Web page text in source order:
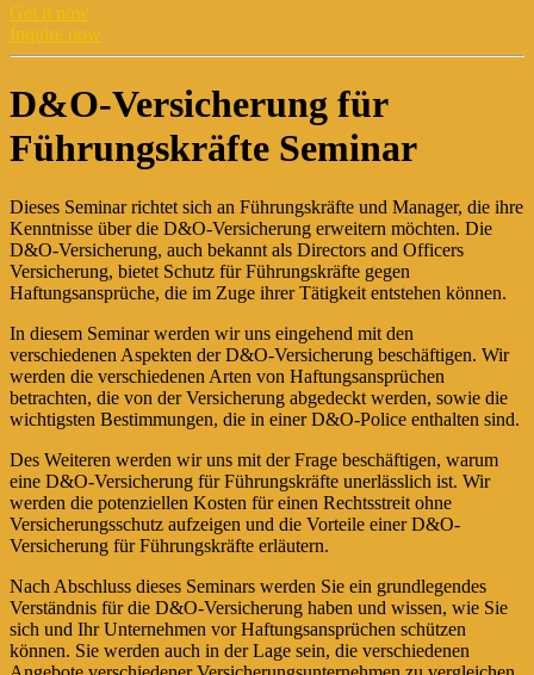
Get it now
Inquire now
D&O-Versicherung für
Führungskräfte Seminar
Dieses Seminar richtet sich an Führungskräfte und Manager, die ihre
Kenntnisse über die D&O-Versicherung erweitern möchten. Die
D&O-Versicherung, auch bekannt als Directors and Officers
Versicherung, bietet Schutz für Führungskräfte gegen
Haftungsansprüche, die im Zuge ihrer Tätigkeit entstehen können.
In diesem Seminar werden wir uns eingehend mit den
verschiedenen Aspekten der D&O-Versicherung beschäftigen. Wir
werden die verschiedenen Arten von Haftungsansprüchen
betrachten, die von der Versicherung abgedeckt werden, sowie die
wichtigsten Bestimmungen, die in einer D&O-Police enthalten sind.
Des Weiteren werden wir uns mit der Frage beschäftigen, warum
eine D&O-Versicherung für Führungskräfte unerlässlich ist. Wir
werden die potenziellen Kosten für einen Rechtsstreit ohne
Versicherungsschutz aufzeigen und die Vorteile einer D&O-
Versicherung für Führungskräfte erläutern.
Nach Abschluss dieses Seminars werden Sie ein grundlegendes
Verständnis für die D&O-Versicherung haben und wissen, wie Sie
sich und Ihr Unternehmen vor Haftungsansprüchen schützen
können. Sie werden auch in der Lage sein, die verschiedenen